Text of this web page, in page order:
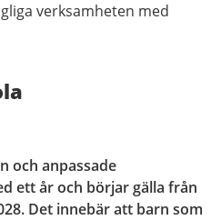
verksamheten med
och anpassade
ett år och börjar gälla från
Det innebär att barn som